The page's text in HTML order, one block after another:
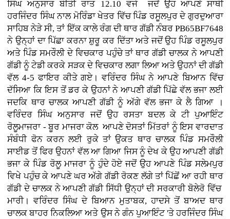
ਸਿੰਘ ਅਨੁਸਾਰ ਬੀਤੀ ਰਾਤ 12.10 ਵਜੇ ਜਦੋਂ ਉਹ ਆਪਣੇ ਸਾਥੀ
ਹਰਜਿੰਦਰ ਸਿੰਘ ਨਾਲ ਮੋਰਿੰਡਾ ਖੇਤਰ ਵਿੱਚ ਪਿੰਡ ਰਸੂਲਪੁਰ ਦੇ ਗੁਰਦੁਆਰਾ
ਸਾਹਿਬ ਨੇੜੇ ਸੀ, ਤਾਂ ਇੱਕ ਕਾਲੇ ਰੰਗ ਦੀ ਥਾਰ ਗੱਡੀ ਨੰਬਰ PB65BF7648
ਨੇ ਉਨ੍ਹਾਂ ਦਾ ਪਿੱਛਾ ਕਰਨਾ ਸ਼ੁਰੂ ਕਰ ਦਿੱਤਾ ਅਤੇ ਜਦੋਂ ਉਹ ਪਿੰਡ ਰਸੂਲਪੁਰ
ਅਤੇ ਪਿੰਡ ਸਮਰੌਲੀ ਦੇ ਵਿਚਕਾਰ ਪਹੁੰਚੇ ਤਾਂ ਥਾਰ ਗੱਡੀ ਚਾਲਕ ਨੇ ਆਪਣੀ
ਗੱਡੀ ਨੂੰ ਟੇਡੀ ਕਰਕੇ ਸੜਕ ਦੇ ਵਿਚਕਾਰ ਲਗਾ ਲਿਆ ਅਤੇ ਉਹਨਾਂ ਦੀ ਗੱਡੀ
ਵੱਲ 4-5 ਫਾਇਰ ਕੀਤੇ ਗਏ। ਵਰਿੰਦਰ ਸਿੰਘ ਨੇ ਆਪਣੇ ਬਿਆਨ ਵਿੱਚ
ਦੱਸਿਆ ਕਿ ਇਸ ਤੋਂ ਡਰ ਕੇ ਉਹਨਾਂ ਨੇ ਆਪਣੀ ਗੱਡੀ ਪਿੱਛੇ ਵੱਲ ਭਜਾ ਲਈ
ਜਦਕਿ ਥਾਰ ਚਾਲਕ ਆਪਣੀ ਗੱਡੀ ਨੂੰ ਅੱਗੇ ਵੱਲ ਭਜਾ ਕੇ ਲੈ ਗਿਆ ।
ਵਰਿੰਦਰ ਸਿੰਘ ਅਨੁਸਾਰ ਜਦੋਂ ਉਹ ਰਸਤਾ ਬਦਲ ਕੇ ਟੀ ਪੁਆਇੰਟ
ਰੋਲੂਮਾਜਰਾ - ਬੂਰ ਮਾਜਰਾ ਕੋਲ ਆਪਣੇ ਦੋਸਤਾਂ ਮਿੱਤਰਾਂ ਨੂੰ ਇਸ ਵਾਰਦਾਤ
ਸੰਬੰਧੀ ਫੋਨ ਕਰਨ ਲਈ ਰੁਕੇ ਤਾਂ ਉਕਤ ਥਾਰ ਚਾਲਕ ਪਿੰਡ ਸਮਰੌਲੀ
ਸਾਈਡ ਤੋਂ ਫਿਰ ਉਹਨਾਂ ਵੱਲ ਆ ਗਿਆ ਜਿਸ ਨੂੰ ਦੇਖ ਕੇ ਉਹ ਆਪਣੀ ਗੱਡੀ
ਭਜਾ ਕੇ ਪਿੰਡ ਰੋਲੂ ਮਾਜਰਾ ਨੂੰ ਹੁੰਦੇ ਹੋਏ ਜਦੋਂ ਉਹ ਆਪਣੇ ਪਿੰਡ ਸਲੇਮਪੁਰ
ਵਿਖੇ ਪਹੁੰਚ ਕੇ ਆਪਣੇ ਘਰ ਅੱਗੇ ਗੱਡੀ ਰੋਕਣ ਲੱਗੇ ਤਾਂ ਪਿੱਛੋਂ ਆ ਰਹੀ ਥਾਰ
ਗੱਡੀ ਦੇ ਚਾਲਕ ਨੇ ਆਪਣੀ ਗੱਡੀ ਸਿੱਧੀ ਉਨ੍ਹਾਂ ਦੀ ਸਰਕਾਰੀ ਬੋਲੇਰੋ ਵਿੱਚ
ਮਾਰੀ। ਵਰਿੰਦਰ ਸਿੰਘ ਦੇ ਬਿਆਨ ਮੁਤਾਬਕ, ਹਾਦਸੇ ਤੋਂ ਬਾਅਦ ਥਾਰ
ਚਾਲਕ ਬਾਹਰ ਨਿਕਲਿਆ ਅਤੇ ਉਸ ਨੇ ਗੰਨ ਪੁਆਇੰਟ 'ਤੇ ਹਰਜਿੰਦਰ ਸਿੰਘ